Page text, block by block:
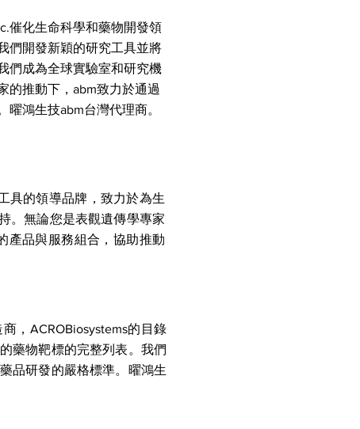
催化生命科學和藥物開發領
們開發新穎的研究工具並將
們成為全球實驗室和研究機
的推動下，abm致力於通過
鴻生技abm台灣代理商。
具的領導品牌，致力於為生
。無論您是表觀遺傳學專家
產品與服務組合，協助推動
，ACROBiosystems的目錄
藥物靶標的完整列表。我們
品研發的嚴格標準。曜鴻生